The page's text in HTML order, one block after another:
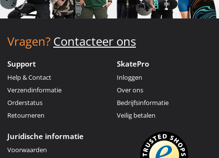
Vragen? Contacteer ons
Support
Help & Contact
Verzendinformatie
Orderstatus
Retourneren
SkatePro
Inloggen
Over ons
Bedrijfsinformatie
Veilig betalen
Juridische informatie
Voorwaarden